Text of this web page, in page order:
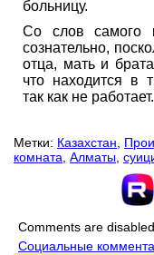
больницу.
Со слов самого
сознательно,
отца, мать и
что находится в
так как не работает.
Метки: Казахстан
комната Алматы
Comments are disabled
Социальные